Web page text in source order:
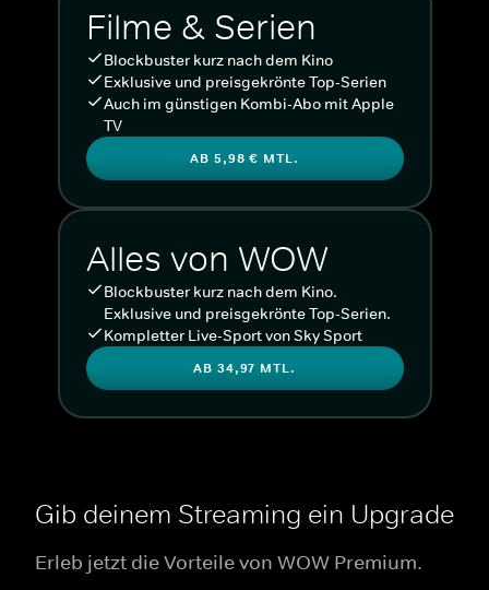
Filme & Serien
Blockbuster kurz nach dem Kino
Exklusive und preisgekrönte Top-Serien
Auch im günstigen Kombi-Abo mit Apple
TV
AB 5,98 € MTL.
Alles von WOW
Blockbuster kurz nach dem Kino.
Exklusive und preisgekrönte Top-Serien.
Kompletter Live-Sport von Sky Sport
AB 34,97 MTL.
Gib deinem Streaming ein Upgrade
Erleb jetzt die Vorteile von WOW Premium.